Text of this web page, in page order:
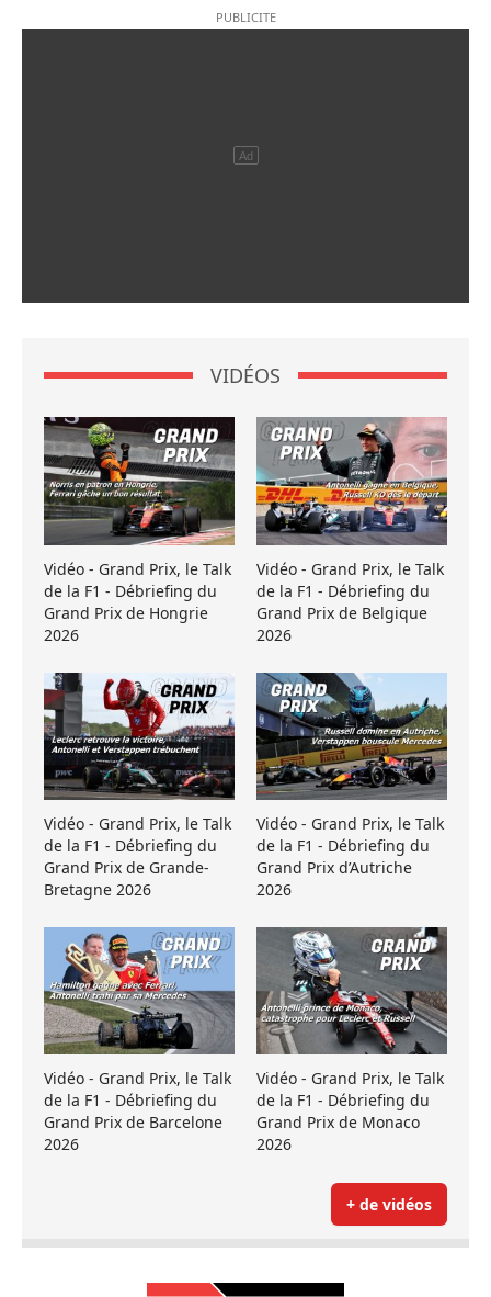
VIDÉOS
Vidéo - Grand Prix, le Talk
de la F1 - Débriefing du
Grand Prix de Hongrie
2026
Vidéo - Grand Prix, le Talk
de la F1 - Débriefing du
Grand Prix de Belgique
2026
Vidéo - Grand Prix, le Talk
de la F1 - Débriefing du
Grand Prix de Grande-
Bretagne 2026
Vidéo - Grand Prix, le Talk
de la F1 - Débriefing du
Grand Prix d’Autriche
2026
Vidéo - Grand Prix, le Talk
de la F1 - Débriefing du
Grand Prix de Barcelone
2026
Vidéo - Grand Prix, le Talk
de la F1 - Débriefing du
Grand Prix de Monaco
2026
+ de vidéos